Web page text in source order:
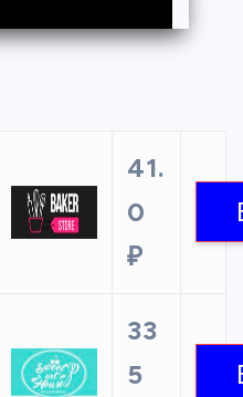
41.
0
₽
33
5